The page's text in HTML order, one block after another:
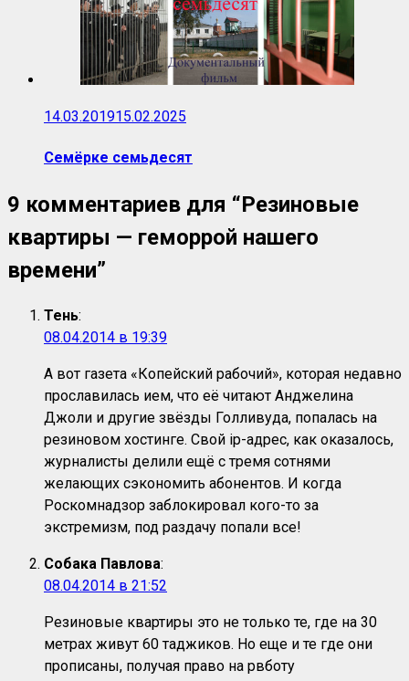
14.03.201915.02.2025
Семёрке семьдесят
9 комментариев для “Резиновые
квартиры — геморрой нашего
времени”
Тень:
08.04.2014 в 19:39
А вот газета «Копейский рабочий», которая недавно
прославилась ием, что её читают Анджелина
Джоли и другие звёзды Голливуда, попалась на
резиновом хостинге. Свой ip-адрес, как оказалось,
журналисты делили ещё с тремя сотнями
желающих сэкономить абонентов. И когда
Роскомнадзор заблокировал кого-то за
экстремизм, под раздачу попали все!
Собака Павлова:
08.04.2014 в 21:52
Резиновые квартиры это не только те, где на 30
метрах живут 60 таджиков. Но еще и те где они
прописаны, получая право на рвботу